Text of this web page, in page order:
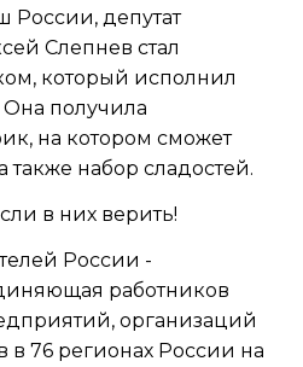
России, депутат
Слепнев стал
который исполнил
получила
на котором сможет
также набор сладостей.
в них верить!
России -
работников
организаций
в 76 регионах России на